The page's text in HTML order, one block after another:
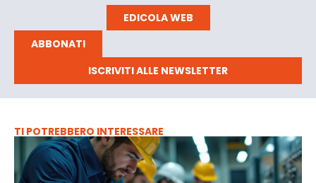
EDICOLA WEB
ABBONATI
ISCRIVITI ALLE NEWSLETTER
TI POTREBBERO INTERESSARE